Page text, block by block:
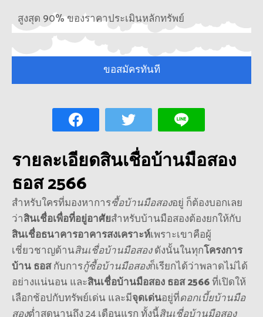
สูงสุด 90% ของราคาประเมินหลักทรัพย์
ขอสมัครทันที
รายละเอียดสินเชื่อบ้านมือสอง
ธอส 2566
สำหรับใครที่มองหาการซื้อบ้านมือสองอยู่ ก็ต้องบอกเลย
ว่าสินเชื่อเพื่อที่อยู่อาศัยสำหรับบ้านมือสองต้องยกให้กับ
สินเชื่อธนาคารอาคารสงเคราะห์เพราะเขาคือผู้
เชี่ยวชาญด้านสินเชื่อบ้านมือสองดังนั้นในทุกโครงการ
บ้าน ธอสกับการกู้ซื้อบ้านมือสองก็เรียกได้ว่าพลาดไม่ได้
อย่างแน่นอน และสินเชื่อบ้านมือสอง ธอส 2566ที่เปิดให้
เลือกช้อปกับทรัพย์เด่น และมีจุดเด่นอยู่ที่ดอกเบี้ยบ้านมือ